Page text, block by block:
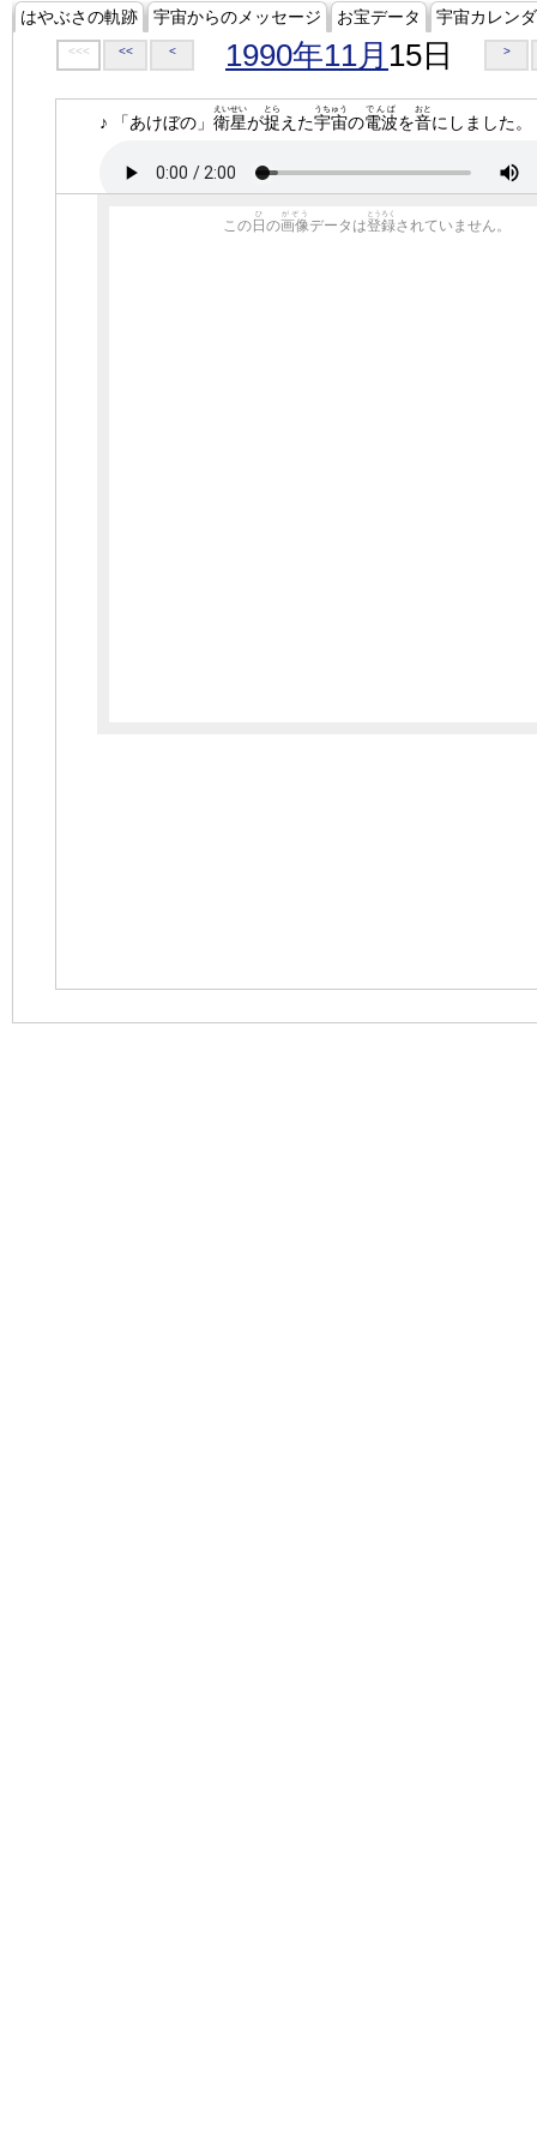
はやぶさの軌跡 宇宙からのメッセージ お宝データ 宇宙カレン
<<< << < 1990年11月 15日 >
♪ 「あけぼの」 衛星
えいせい
が捉
とら
えた宇宙
うちゅう
の電波
でんぱ
を音
おと
にしました。
この 日
ひ
の画像
がぞう
データは登録
とうろく
されていません。